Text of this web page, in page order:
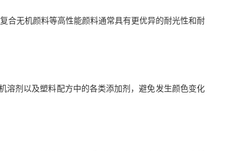
合无机颜料等高性能颜料通常具有更优异的耐光性和耐
溶剂以及塑料配方中的各类添加剂，避免发生颜色变化